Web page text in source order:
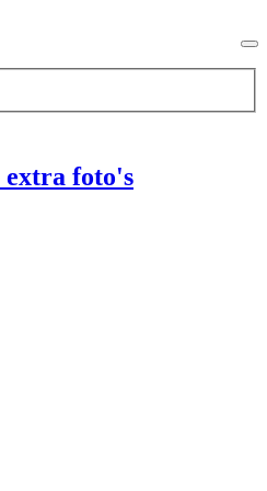
extra foto's